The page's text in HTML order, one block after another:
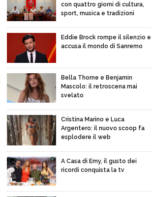
con quattro giorni di cultura,
sport, musica e tradizioni
Eddie Brock rompe il silenzio e
accusa il mondo di Sanremo
Bella Thorne e Benjamin
Mascolo: il retroscena mai
svelato
Cristina Marino e Luca
Argentero: il nuovo scoop fa
esplodere il web
A Casa di Emy, il gusto dei
ricordi conquista la tv